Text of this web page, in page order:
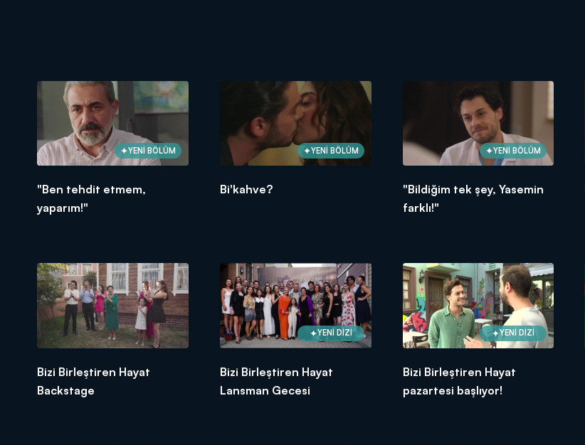
YENİ BÖLÜM
"Ben tehdit etmem,
yaparım!"
YENİ BÖLÜM
Bi'kahve?
YENİ BÖLÜM
"Bildiğim tek şey, Yasemin
farklı!"
Bizi Birleştiren Hayat
Backstage
YENİ DİZİ
Bizi Birleştiren Hayat
Lansman Gecesi
YENİ DİZİ
Bizi Birleştiren Hayat
pazartesi başlıyor!